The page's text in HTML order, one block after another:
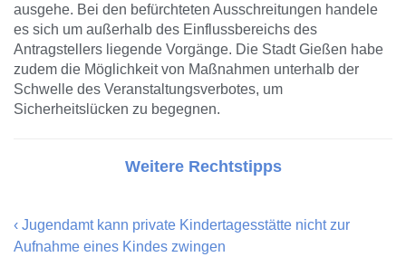
ausgehe. Bei den befürchteten Ausschreitungen handele
es sich um außerhalb des Einflussbereichs des
Antragstellers liegende Vorgänge. Die Stadt Gießen habe
zudem die Möglichkeit von Maßnahmen unterhalb der
Schwelle des Veranstaltungsverbotes, um
Sicherheitslücken zu begegnen.
Weitere Rechtstipps
‹ Jugendamt kann private Kindertagesstätte nicht zur
Aufnahme eines Kindes zwingen